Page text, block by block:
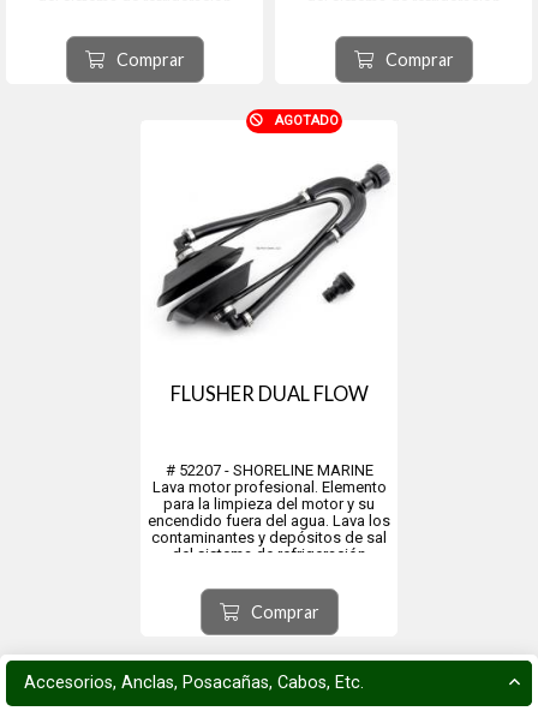
Accesorios, Anclas, Posacañas, Cabos, Etc.
para la siguiente navegación.
Se instala en cuestión de
segundos utilizando una
manguera...
Comprar
para la siguiente navegación.
Se instala en cuestión de
segundos utilizando una
manguera...
Comprar
AGOTADO
FLUSHER DUAL FLOW
# 52207 - SHORELINE MARINE
Lava motor profesional. Elemento
para la limpieza del motor y su
encendido fuera del agua. Lava los
contaminantes y depósitos de sal
del sistema de refrigeración
para la siguiente navegación. Se
instala en cuestión de segundos
utilizando una...
Comprar